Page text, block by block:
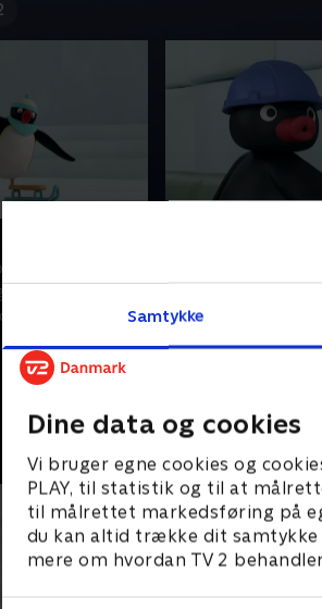
Samtykke
Dine data og cookies
Vi bruger egne cookies og
PLAY, til statistik og til at
til målrettet markedsføring på
du kan altid trække dit samtykke
mere om hvordan TV 2
flytter
det ene
Ikke alt går
arbejde efter det
lige godt.